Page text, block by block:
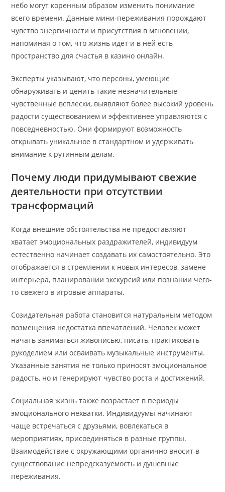
небо могут коренным образом изменить понимание
всего времени. Данные мини-переживания порождают
чувство энергичности и присутствия в мгновении,
напоминая о том, что жизнь идет и в ней есть
пространство для счастья в казино онлайн.
Эксперты указывают, что персоны, умеющие
обнаруживать и ценить такие незначительные
чувственные всплески, выявляют более высокий уровень
радости существованием и эффективнее управляются с
повседневностью. Они формируют возможность
открывать уникальное в стандартном и удерживать
внимание к рутинным делам.
Почему люди придумывают свежие
деятельности при отсутствии
трансформаций
Когда внешние обстоятельства не предоставляют
хватает эмоциональных раздражителей, индивидуум
естественно начинает создавать их самостоятельно. Это
отображается в стремлении к новых интересов, замене
интерьера, планировании экскурсий или познании чего-
то свежего в игровые аппараты.
Созидательная работа становится натуральным методом
возмещения недостатка впечатлений. Человек может
начать заниматься живописью, писать, практиковать
рукоделием или осваивать музыкальные инструменты.
Указанные занятия не только приносят эмоциональное
радость, но и генерируют чувство роста и достижений.
Социальная жизнь также возрастает в периоды
эмоционального нехватки. Индивидуумы начинают
чаще встречаться с друзьями, вовлекаться в
мероприятиях, присоединяться в разные группы.
Взаимодействие с окружающими органично вносит в
существование непредсказуемость и душевные
переживания.